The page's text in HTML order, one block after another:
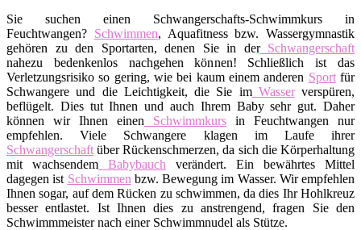
Sie suchen einen Schwangerschafts-Schwimmkurs in
Feuchtwangen? Schwimmen, Aquafitness bzw. Wassergymnastik
gehören zu den Sportarten, denen Sie in derSchwangerschaft
nahezu bedenkenlos nachgehen können! Schließlich ist das
Verletzungsrisiko so gering, wie bei kaum einem anderen Sportfür
Schwangere und die Leichtigkeit, die Sie imWasserverspüren,
beflügelt. Dies tut Ihnen und auch Ihrem Baby sehr gut. Daher
können wir Ihnen einen Schwimmkurs in Feuchtwangen nur
empfehlen. Viele Schwangere klagen im Laufe ihrer
Schwangerschaft über Rückenschmerzen, da sich die Körperhaltung
mit wachsendem Babybauch verändert. Ein bewährtes Mittel
dagegen ist Schwimmen bzw. Bewegung im Wasser. Wir empfehlen
Ihnen sogar, auf dem Rücken zu schwimmen, da dies Ihr Hohlkreuz
besser entlastet. Ist Ihnen dies zu anstrengend, fragen Sie den
Schwimmmeister nach einer Schwimmnudel als Stütze.